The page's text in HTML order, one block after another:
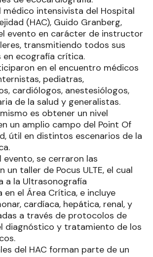
médico intensivista del Hospital
(HAC), Guido Granberg,
evento en carácter de instructor
transmitiendo todos sus
ecografía crítica.
en el encuentro médicos
pediatras,
cardiólogos, anestesiólogos,
de la salud y generalistas.
es obtener un nivel
un amplio campo del Point Of
útil en distintos escenarios de la
evento, se cerraron las
un taller de Pocus ULTE, el cual
a la Ultrasonografía
en el Área Crítica, e incluye
cardíaca, hepática, renal, y
a través de protocolos de
diagnóstico y tratamiento de los
del HAC forman parte de un